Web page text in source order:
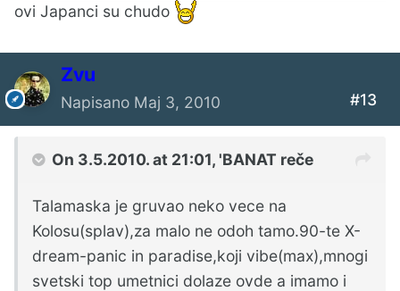
ovi Japanci su chudo
Zvu
Napisano Maj 3, 2010 #13
On 3.5.2010. at 21:01, 'BANAT reče
Talamaska je gruvao neko vece na
Kolosu(splav),za malo ne odoh tamo.90-te X-
dream-panic in paradise,koji vibe(max),mnogi
svetski top umetnici dolaze ovde a imamo i